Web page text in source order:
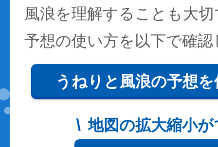
風浪を理解することも大
予想の使い方を以下で確
うねりと風浪の予想
地図の拡大縮小